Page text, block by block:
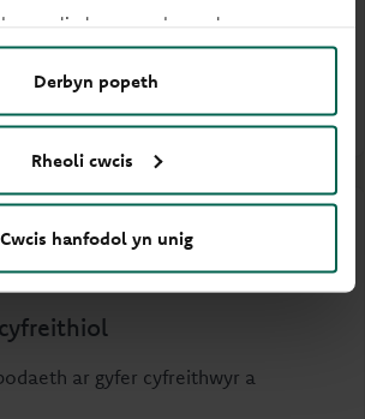
gosodiadau ar unrhyw adeg.
Derbyn popeth
Rheoli cwcis
Cwcis hanfodol yn unig
o'n rheolwyr perthynas.
ar gyfer cyfreithwyr a